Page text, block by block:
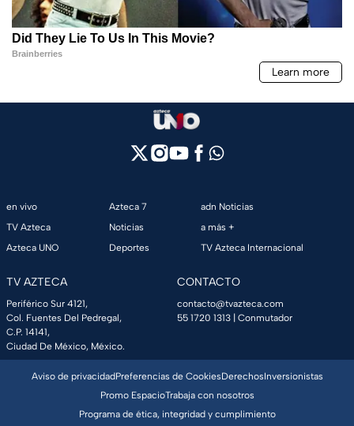
en vivo
TV Azteca
Azteca UNO
Azteca 7
Noticias
Deportes
adn Noticias
a más +
TV Azteca Internacional
TV AZTECA
Periférico Sur 4121,
Col. Fuentes Del Pedregal,
C.P. 14141,
Ciudad De México, México.
CONTACTO
contacto@tvazteca.com
55 1720 1313 | Conmutador
Aviso de privacidadPreferencias de CookiesDerechosInversionistas
Promo EspacioTrabaja con nosotros
Programa de ética, integridad y cumplimiento